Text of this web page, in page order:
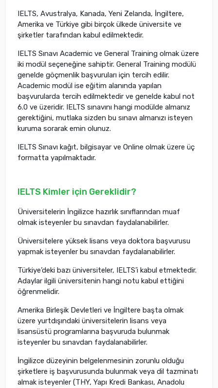
IELTS, Avustralya, Kanada, Yeni Zelanda, İngiltere,
Amerika ve Türkiye gibi birçok ülkede üniversite ve
şirketler tarafından kabul edilmektedir.
IELTS Sınavı Academic ve General Training olmak üzere
iki modül seçeneğine sahiptir. General Training modülü
genelde göçmenlik başvuruları için tercih edilir.
Academic modül ise eğitim alanında yapılan
başvurularda tercih edilmektedir ve genelde kabul not
6.0 ve üzeridir. IELTS sınavını hangi modülde almanız
gerektiğini, mutlaka sizden bu sınavı almanızı isteyen
kuruma sorarak emin olunuz.
IELTS Sınavı kağıt, bilgisayar ve Online olmak üzere üç
formatta yapılmaktadır.
IELTS Kimler için Gereklidir?
Üniversitelerin İngilizce hazırlık sınıflarından muaf
olmak isteyenler bu sınavdan faydalanabilirler.
Üniversitelere yüksek lisans veya doktora başvurusu
yapmak isteyenler bu sınavdan faydalanabilirler.
Türkiye’deki bazı üniversiteler, IELTS’i kabul etmektedir.
Adaylar ilgili üniversitenin hangi notu kabul ettiğini
öğrenmelidir.
Amerika Birleşik Devletleri ve İngiltere başta olmak
üzere yurtdışındaki üniversitelerin lisans veya
lisansüstü programlarına başvuruda bulunmak
isteyenler bu sınavdan faydalanabilirler.
İngilizce düzeyinin belgelenmesinin zorunlu olduğu
şirketlere iş başvurusunda bulunmak veya dil tazminatı
almak isteyenler (THY, Yapı Kredi Bankası, Anadolu